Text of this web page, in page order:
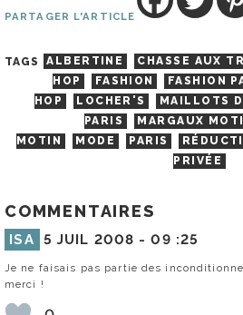
PARTAGER L'ARTICLE
TAGS ALBERTINE CHASSE AUX
HOP
FASHION FASHION
HOP
LOCHER'S MAILLOTS
PARIS
MARGAUX
MOTIN
MODE PARIS
PRIVÉE
COMMENTAIRES
ISA 5 JUIL 2008 -09 :25
Je ne faisais pas partie des
merci !